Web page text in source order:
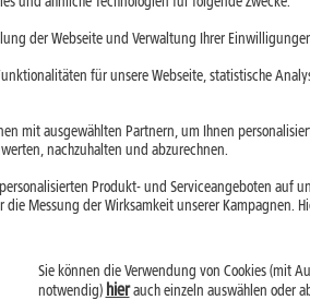
nutzen:
greifen aber je
ein. Der
prüfst
der Webseite und Verwaltung Ihrer
für unsere Webseite, statistische
mit ausgewählten Partnern, um Ihnen
nachzuhalten und abzurechnen.
Produkt- und Serviceangeboten auf
Messung der Wirksamkeit unserer Kampagnen.
Sie können die Verwendung von Cookies (mit
notwendig) hierauch einzeln auswählen oder